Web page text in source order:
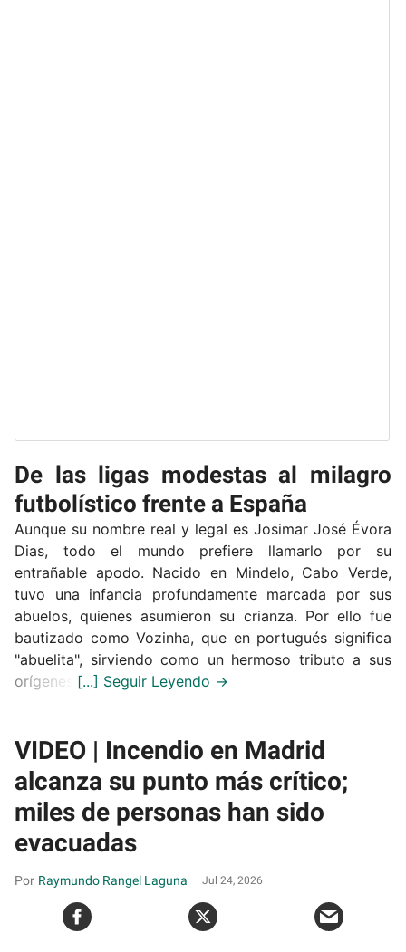
De las ligas modestas al milagro
futbolístico frente a España
Aunque su nombre real y legal es Josimar José Évora
Dias, todo el mundo prefiere llamarlo por su
entrañable apodo. Nacido en Mindelo, Cabo Verde,
tuvo una infancia profundamente marcada por sus
abuelos, quienes asumieron su crianza. Por ello fue
bautizado como Vozinha, que en portugués significa
"abuelita", sirviendo como un hermoso tributo a sus
orígenes.
VIDEO | Incendio en Madrid
alcanza su punto más crítico;
miles de personas han sido
evacuadas
Raymundo Rangel Laguna Jul 24, 2026